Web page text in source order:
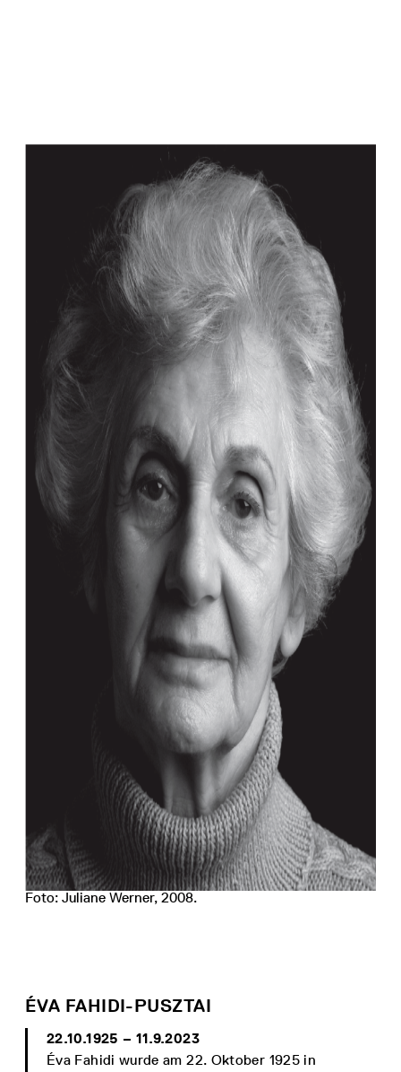
Foto: Juliane Werner, 2008.
ÉVA FAHIDI-PUSZTAI
22.10.1925 – 11.9.2023
Éva Fahidi wurde am 22. Oktober 1925 in